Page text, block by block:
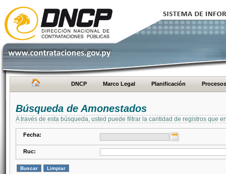
DNCP Marco Legal Planificación Procesos
Búsqueda de Amonestados
A través de esta búsqueda, usted puede filtrar la cantidad de registros que
Fecha:
Ruc: